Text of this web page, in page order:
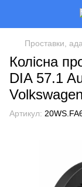
Проставки,
Колісна
DIA 57.1
Артикул: